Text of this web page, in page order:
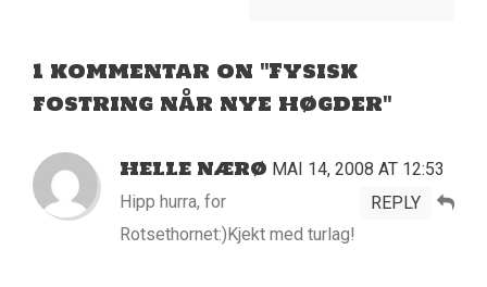
1 kommentar on "Fysisk
fostring når nye høgder"
HELLE NÆRØ MAI 14, 2008 AT 12:53
REPLY
Hipp hurra, for
Rotsethornet:)Kjekt med turlag!